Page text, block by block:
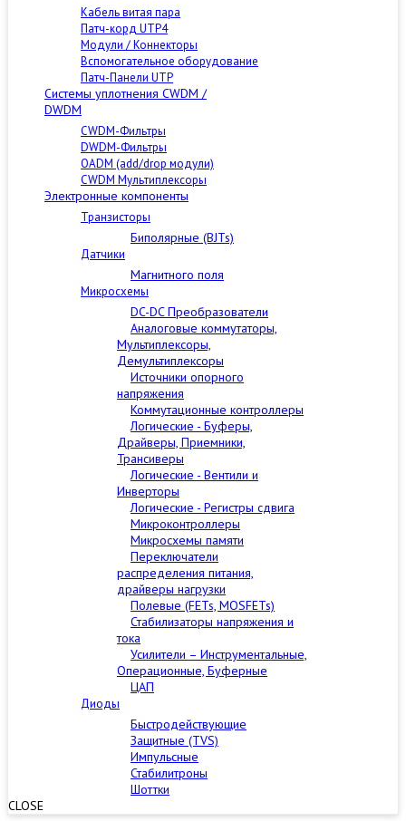
Кабель витая пара
Патч-корд UTP4
Модули / Коннекторы
Вспомогательное оборудование
Патч-Панели UTP
Cистемы уплотнения CWDM /
DWDM
CWDM-Фильтры
DWDM-Фильтры
OADM (add/drop модули)
CWDM Мультиплексоры
Электронные компоненты
Транзисторы
Биполярные (BJTs)
Датчики
Магнитного поля
Микросхемы
DC-DC Преобразователи
Аналоговые коммутаторы,
Мультиплексоры,
Демультиплексоры
Источники опорного
напряжения
Коммутационные контроллеры
Логические - Буферы,
Драйверы, Приемники,
Трансиверы
Логические - Вентили и
Инверторы
Логические - Регистры сдвига
Микроконтроллеры
Микросхемы памяти
Переключатели
распределения питания,
драйверы нагрузки
Полевые (FETs, MOSFETs)
Стабилизаторы напряжения и
тока
Усилители – Инструментальные,
Операционные, Буферные
ЦАП
Диоды
Быстродействующие
Защитные (TVS)
Импульсные
Стабилитроны
Шоттки
CLOSE